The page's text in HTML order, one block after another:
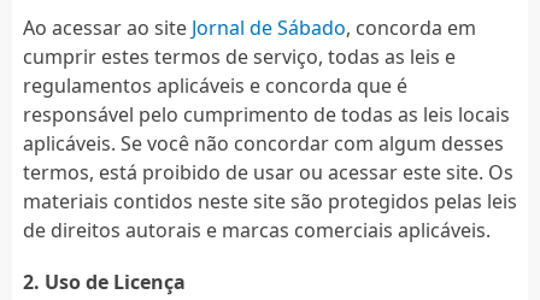
Ao acessar ao site Jornal de Sábado, concorda em
cumprir estes termos de serviço, todas as leis e
regulamentos aplicáveis ​​e concorda que é
responsável pelo cumprimento de todas as leis locais
aplicáveis. Se você não concordar com algum desses
termos, está proibido de usar ou acessar este site. Os
materiais contidos neste site são protegidos pelas leis
de direitos autorais e marcas comerciais aplicáveis.
2. Uso de Licença